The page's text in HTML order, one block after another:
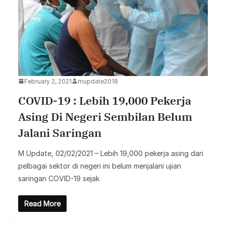
February 2, 2021 mupdate2018
COVID-19 : Lebih 19,000 Pekerja
Asing Di Negeri Sembilan Belum
Jalani Saringan
M Update, 02/02/2021 – Lebih 19,000 pekerja asing dari
pelbagai sektor di negeri ini belum menjalani ujian
saringan COVID-19 sejak
Read More